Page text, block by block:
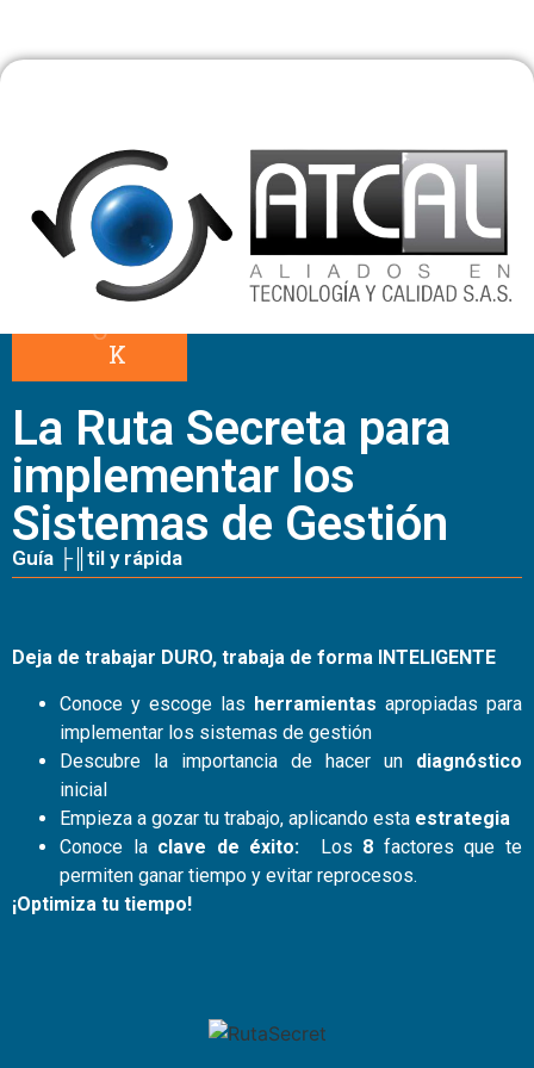
La Ruta Secreta para
implementar los
Sistemas de Gestión
Guía ├║til y rápida
Deja de trabajar DURO, trabaja de forma INTELIGENTE
Conoce y escoge las herramientas apropiadas para
implementar los sistemas de gestión
Descubre la importancia de hacer un diagnóstico
inicial
Empieza a gozar tu trabajo, aplicando esta estrategia
Conoce la clave de éxito: Los 8 factores que te
permiten ganar tiempo y evitar reprocesos.
¡Optimiza tu tiempo!